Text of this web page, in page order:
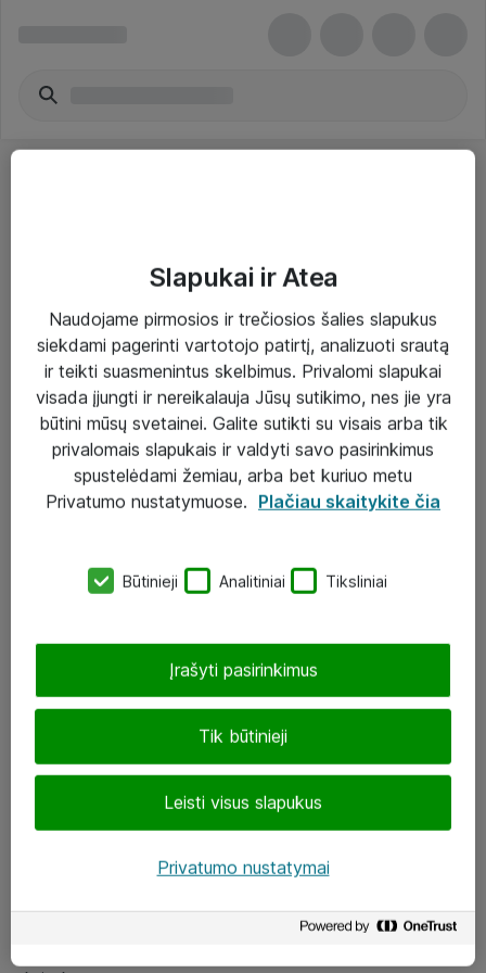
Paslaugos
Sprendimai
Įgyvendinti projektai
Atea ekspertų patarimai verslui
eShop@atea.lt
LinkedIn
Slapukai ir Atea
Naudojame pirmosios ir trečiosios šalies slapukus
siekdami pagerinti vartotojo patirtį, analizuoti srautą
ir teikti suasmenintus skelbimus. Privalomi slapukai
visada įjungti ir nereikalauja Jūsų sutikimo, nes jie yra
būtini mūsų svetainei. Galite sutikti su visais arba tik
privalomais slapukais ir valdyti savo pasirinkimus
spustelėdami žemiau, arba bet kuriuo metu
Privatumo nustatymuose. Plačiau skaitykite čia
Būtinieji Analitiniai Tiksliniai
Tik būtinieji
Leisti visus slapukus
Įrašyti pasirinkimus
Privatumo nustatymai